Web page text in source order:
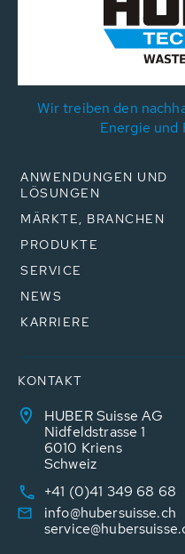
Wir treiben den
Energie und
ANWENDUNGEN UND
LÖSUNGEN
MÄRKTE, BRANCHEN
PRODUKTE
SERVICE
NEWS
KARRIERE
KONTAKT
HUBER Suisse AG
Nidfeldstrasse 1
6010 Kriens
Schweiz
+41 (0)41 349 68 68
info@hubersuisse.ch